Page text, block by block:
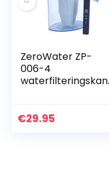
ZeroWater ZP-
006-4
waterfilteringskan
er, wit en blauw
€29.95